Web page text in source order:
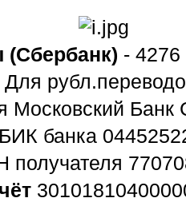
(Сбербанк) - 4276
Для
Московский
БИК банка
получателя